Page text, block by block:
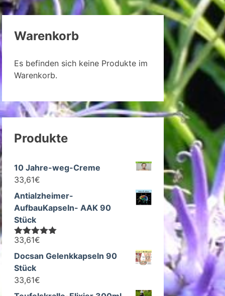
Warenkorb
Es befinden sich keine Produkte im
Warenkorb.
Produkte
10 Jahre-weg-Creme
33,61€
Antialzheimer-
AufbauKapseln- AAK 90
Stück
Bewertet mit
33,61€
Docsan Gelenkkapseln 90
Stück
33,61€